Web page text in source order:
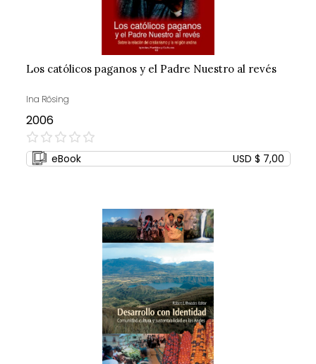
Los católicos paganos y el Padre Nuestro al revés
Ina Rösing
2006
0%
eBook USD $ 7,00